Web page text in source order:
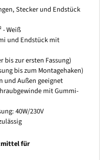
Stecker und Endstück
- Weiß
und Endstück mit
bis zur ersten Fassung)
bis zum Montagehaken)
und Außen geeignet
mit Gummi-
40W/230V
für